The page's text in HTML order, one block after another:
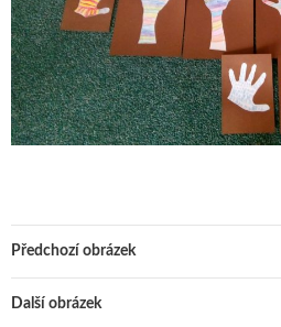
Předchozí obrázek
Další obrázek